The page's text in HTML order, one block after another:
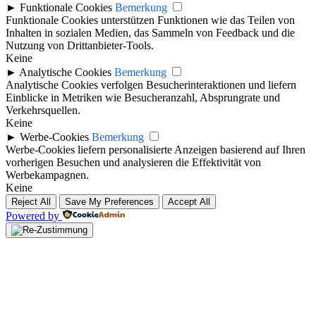
► Funktionale Cookies Bemerkung
Funktionale Cookies unterstützen Funktionen wie das Teilen von
Inhalten in sozialen Medien, das Sammeln von Feedback und die
Nutzung von Drittanbieter-Tools.
Keine
► Analytische Cookies Bemerkung
Analytische Cookies verfolgen Besucherinteraktionen und liefern
Einblicke in Metriken wie Besucheranzahl, Absprungrate und
Verkehrsquellen.
Keine
► Werbe-Cookies Bemerkung
Werbe-Cookies liefern personalisierte Anzeigen basierend auf Ihren
vorherigen Besuchen und analysieren die Effektivität von
Werbekampagnen.
Keine
Reject All Save My Preferences Accept All
Powered by